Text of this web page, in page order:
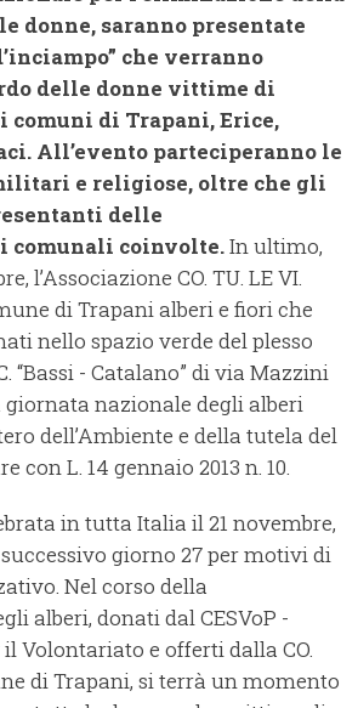
donne, saranno presentate
che verranno
delle donne vittime di
comuni di Trapani, Erice,
All’evento parteciperanno le
e religiose, oltre che gli
delle
comunali coinvolte.In ultimo,
l’Associazione CO. TU. LE VI.
di Trapani alberi e fiori che
nello spazio verde del plesso
“Bassi - Catalano” di via Mazzini
nazionale degli alberi
dell’Ambiente e della tutela del
con L. 14 gennaio 2013 n. 10.
in tutta Italia il 21 novembre,
giorno 27 per motivi di
Nel corso della
alberi, donati dal CESVoP -
Volontariato e offerti dalla CO.
di Trapani, si terrà un momento